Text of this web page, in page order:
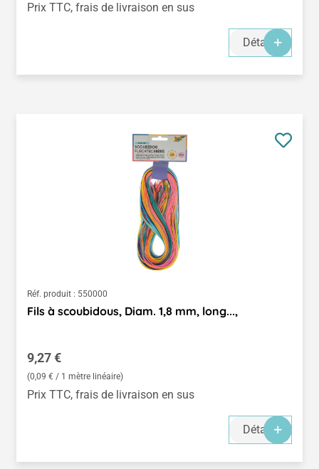
Prix TTC, frais de livraison en sus
Détails
Réf. produit : 550000
Fils à scoubidous, Diam. 1,8 mm, long...,
Prix régulier :
9,27 €
(0,09 € / 1 mètre linéaire)
Prix TTC, frais de livraison en sus
Détails